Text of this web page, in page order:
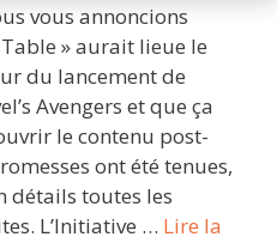
vous annoncions
» aurait lieue le
du lancement de
Avengers et que ça
le contenu post-
ont été tenues,
détails toutes les
L’Initiative … Lire la